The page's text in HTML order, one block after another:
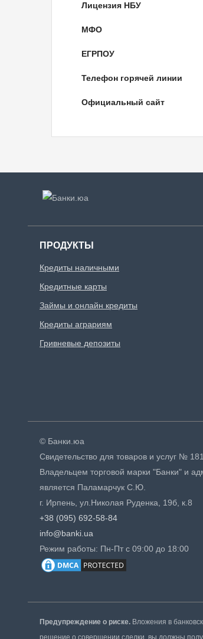
Лицензия НБУ
МФО
ЕГРПОУ
Телефон горячей линии
Официальный сайт
ПРОДУКТЫ
Кредиты наличными
Кредитные карты
Займы и онлайн кредиты
Кредиты аграриям
Гривневые депозиты
© Банки.юа
Свидетельство для товаров и услуг №
Владельцем торговой марки "Банки" и
является Паламарчук С.Ю.
г. Ирпень, ул.Николая Руденка, 19б, к.8
+38 (095) 692-58-84
info@banki.ua
Режим работы: Пн-Пт с 09:00 до 18:00
Предупреждение о риске. Вложения в
решение о совершении сделки, вы должны